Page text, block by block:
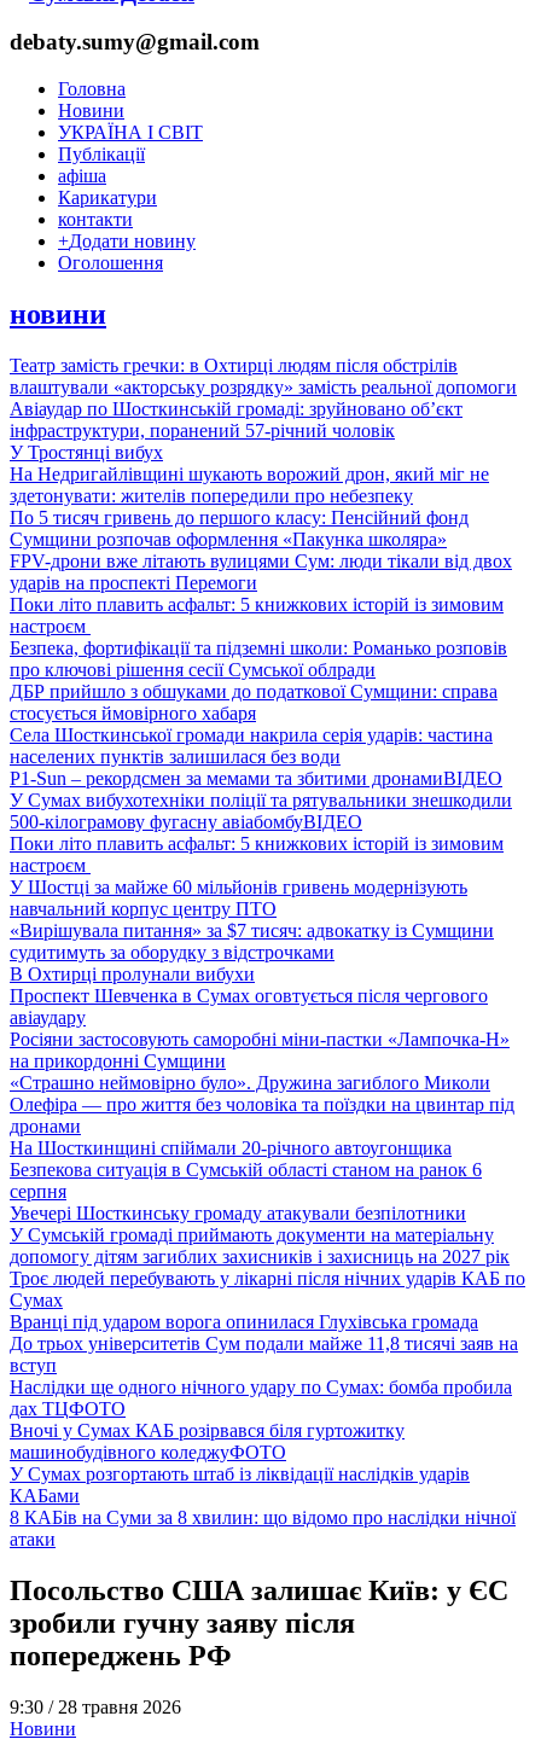
debaty.sumy@gmail.com
Головна
Новини
УКРАЇНА І СВІТ
Публікації
афіша
Карикатури
контакти
+Додати новину
Оголошення
новини
Театр замість гречки: в Охтирці людям після обстрілів
влаштували «акторську розрядку» замість реальної допомоги
Авіаудар по Шосткинській громаді: зруйновано об’єкт
інфраструктури, поранений 57-річний чоловік
У Тростянці вибух
На Недригайлівщині шукають ворожий дрон, який міг не
здетонувати: жителів попередили про небезпеку
По 5 тисяч гривень до першого класу: Пенсійний фонд
Сумщини розпочав оформлення «Пакунка школяра»
FPV-дрони вже літають вулицями Сум: люди тікали від двох
ударів на проспекті Перемоги
Поки літо плавить асфальт: 5 книжкових історій із зимовим
настроєм
Безпека, фортифікації та підземні школи: Романько розповів
про ключові рішення сесії Сумської облради
ДБР прийшло з обшуками до податкової Сумщини: справа
стосується ймовірного хабаря
Села Шосткинської громади накрила серія ударів: частина
населених пунктів залишилася без води
P1-Sun – рекордсмен за мемами та збитими дронамиВІДЕО
У Сумах вибухотехніки поліції та рятувальники знешкодили
500-кілограмову фугасну авіабомбуВІДЕО
Поки літо плавить асфальт: 5 книжкових історій із зимовим
настроєм
У Шостці за майже 60 мільйонів гривень модернізують
навчальний корпус центру ПТО
«Вирішувала питання» за $7 тисяч: адвокатку із Сумщини
судитимуть за оборудку з відстрочками
В Охтирці пролунали вибухи
Проспект Шевченка в Сумах оговтується після чергового
авіаудару
Росіяни застосовують саморобні міни-пастки «Лампочка-Н»
на прикордонні Сумщини
«Страшно неймовірно було». Дружина загиблого Миколи
Олефіра — про життя без чоловіка та поїздки на цвинтар під
дронами
На Шосткинщині спіймали 20-річного автоугонщика
Безпекова ситуація в Сумській області станом на ранок 6
серпня
Увечері Шосткинську громаду атакували безпілотники
У Сумській громаді приймають документи на матеріальну
допомогу дітям загиблих захисників і захисниць на 2027 рік
Троє людей перебувають у лікарні після нічних ударів КАБ по
Сумах
Вранці під ударом ворога опинилася Глухівська громада
До трьох університетів Сум подали майже 11,8 тисячі заяв на
вступ
Наслідки ще одного нічного удару по Сумах: бомба пробила
дах ТЦФОТО
Вночі у Сумах КАБ розірвався біля гуртожитку
машинобудівного коледжуФОТО
У Сумах розгортають штаб із ліквідації наслідків ударів
КАБами
8 КАБів на Суми за 8 хвилин: що відомо про наслідки нічної
атаки
Посольство США залишає Київ: у ЄС
зробили гучну заяву після
попереджень РФ
9:30 / 28 травня 2026
Новини